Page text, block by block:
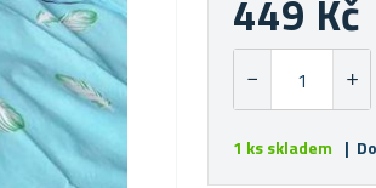
449 Kč
1 ks skladem |